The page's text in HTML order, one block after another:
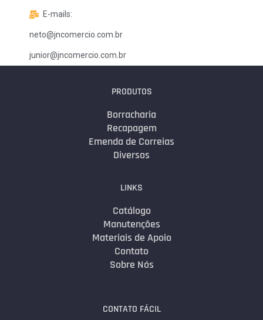
E-mails:
neto@jncomercio.com.br
junior@jncomercio.com.br
PRODUTOS
Borracharia
Recapagem
Emenda de Correias
Diversos
LINKS
Catálogo
Manutenções
Materiais de Apoio
Contato
Sobre Nós
CONTATO FÁCIL